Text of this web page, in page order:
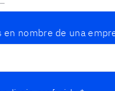
en nombre de una